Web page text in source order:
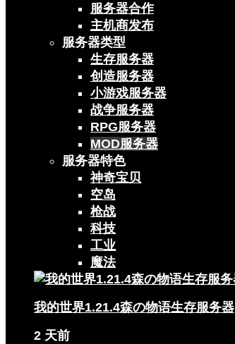
服务器合作
主机商发布
服务器类型
生存服务器
创造服务器
小游戏服务器
战争服务器
RPG服务器
MOD服务器
服务器特色
神奇宝贝
空岛
枪战
科技
工业
魔法
我的世界1.21.4森の物语生存服务器
2 天前